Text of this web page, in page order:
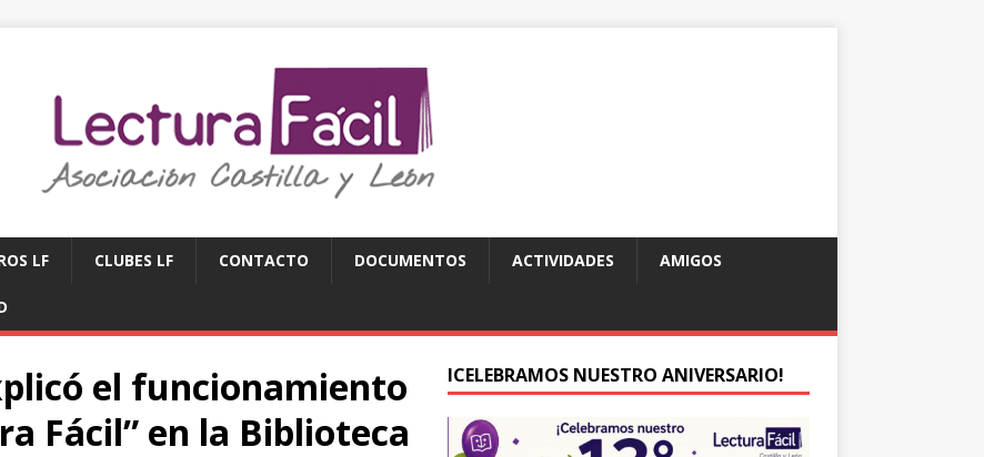
LF CLUBES LF CONTACTO DOCUMENTOS ACTIVIDADES AMIGOS
el funcionamiento
Fácil” en la Biblioteca
ICELEBRAMOS NUESTRO ANIVERSARIO!